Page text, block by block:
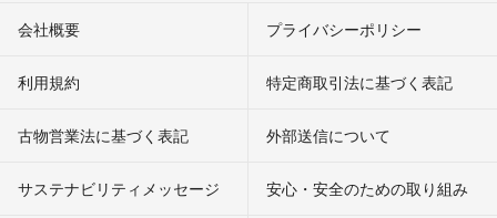
会社概要 プライバシーポリシー
利用規約 特定商取引法に基づく表記
古物営業法に基づく表記 外部送信について
サステナビリティメッセージ 安心・安全のための取り組み